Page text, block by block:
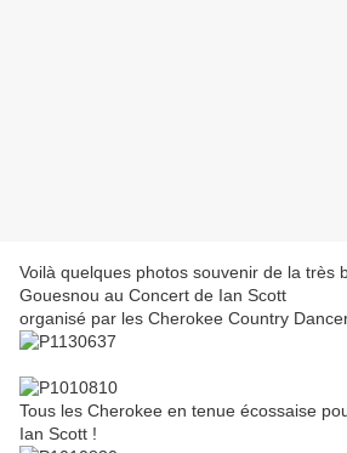
Voilà quelques photos souvenir de la très
Gouesnou au Concert de Ian Scott
organisé par les Cherokee Country
Tous les Cherokee en tenue écossaise
Ian Scott !